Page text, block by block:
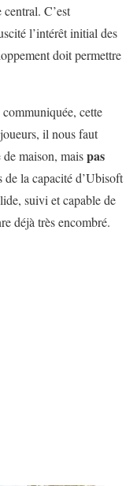
C’est
l’intérêt initial des
doit permettre
cette
il nous faut
de maison, maispas
de la capacité d’Ubisoft
suivi et capable de
déjà très encombré.